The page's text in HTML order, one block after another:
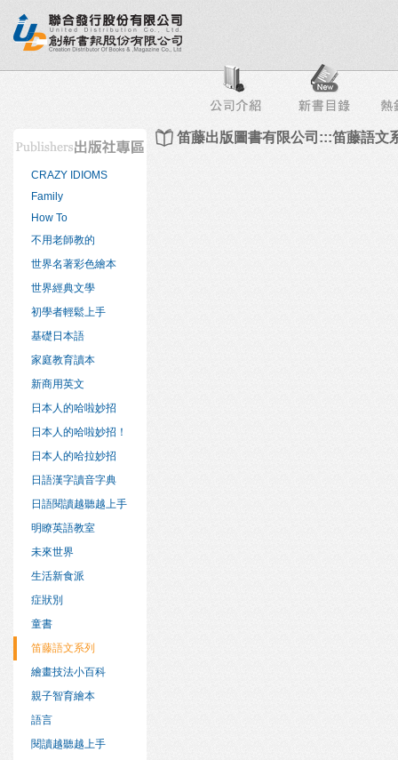
榜 出版社專區 書店專區 目錄下載 會員服務
CRAZY IDIOMS
Family
How To
不用老師教的
世界名著彩色繪本
世界經典文學
初學者輕鬆上手
基礎日本語
家庭教育讀本
新商用英文
日本人的哈啦妙招
日本人的哈啦妙招！
日本人的哈拉妙招
日語漢字讀音字典
日語閱讀越聽越上手
明瞭英語教室
未來世界
生活新食派
症狀別
童書
笛藤語文系列
繪畫技法小百科
親子智育繪本
語言
閱讀越聽越上手
笛藤出版圖書有限公司:::笛藤語文